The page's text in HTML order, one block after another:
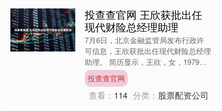
投查查官网 王欣获批出任
现代财险总经理助理
7月6日，北京金融监管局发布行政许
可信息，王欣获批出任现代财险总经理
助理。 简历显示，王欣，女，1979年
出生，曾就职于人保财险、北京嘀嘀无
限科技发展有限公司等....
投查查官网
查看： 114 分类： 股票配资公司